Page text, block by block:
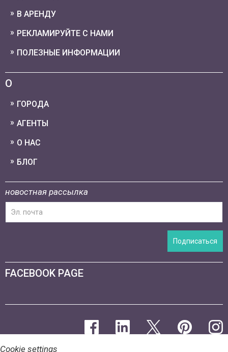
В АРЕНДУ
РЕКЛАМИРУЙТЕ С НАМИ
ПОЛЕЗНЫЕ ИНФОРМАЦИИ
О
ГОРОДА
АГЕНТЫ
О НАС
БЛОГ
новостная рассылка
Подписаться
FACEBOOK PAGE
Cookie settings